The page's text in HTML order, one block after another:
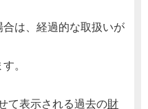
は、経過的な取扱いが
。
て表示される過去の財